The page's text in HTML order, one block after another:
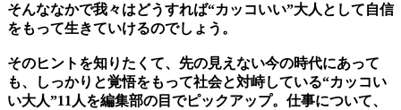
そんななかで我々はどうすれば“カッコいい”大人として自信
をもって生きていけるのでしょう。
そのヒントを知りたくて、先の見えない今の時代にあって
も、しっかりと覚悟をもって社会と対峙している“カッコい
い大人”11人を編集部の目でピックアップ。仕事について、